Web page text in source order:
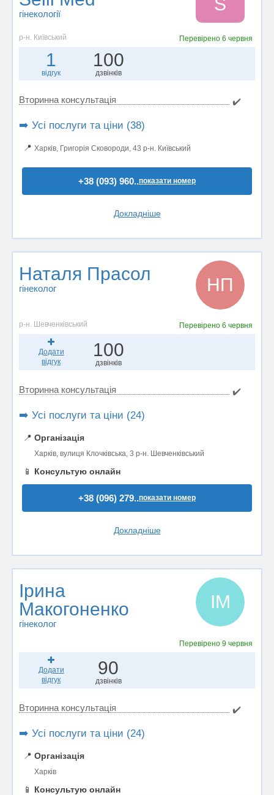
гінекології
р-н. Київський Перевірено 6 червня
1
відгук
100
дзвінків
Вторинна консультація ✔️
➡️ Усі послуги та ціни (38)
📍 Харків, Григорія Сковороди, 43 р-н. Київський
+38 (093) 960..показати номер
Докладніше
Наталя Прасол
гінеколог НП
р-н. Шевченківський Перевірено 6 червня
Додати
відгук
100
дзвінків
Вторинна консультація ✔️
➡️ Усі послуги та ціни (24)
📍 Організація
Харків, вулиця Клочківська, 3 р-н. Шевченківський
📱 Консультую онлайн
+38 (096) 279..показати номер
Докладніше
Ірина
Макогоненко
гінеколог
ІМ
Перевірено 9 червня
Додати
відгук
90
дзвінків
Вторинна консультація ✔️
➡️ Усі послуги та ціни (24)
📍 Організація
Харків
📱 Консультую онлайн